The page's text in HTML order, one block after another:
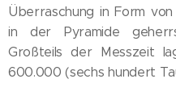
Überraschung in Form
in der Pyramide
Großteils der Messzeit
600.000 (sechs hundert